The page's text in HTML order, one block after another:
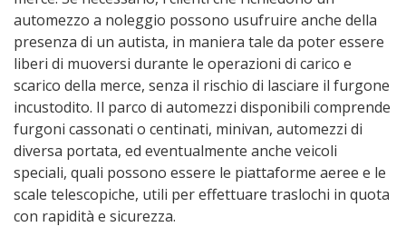
automezzo a noleggio possono usufruire anche della
presenza di un autista, in maniera tale da poter essere
liberi di muoversi durante le operazioni di carico e
scarico della merce, senza il rischio di lasciare il furgone
incustodito. Il parco di automezzi disponibili comprende
furgoni cassonati o centinati, minivan, automezzi di
diversa portata, ed eventualmente anche veicoli
speciali, quali possono essere le piattaforme aeree e le
scale telescopiche, utili per effettuare traslochi in quota
con rapidità e sicurezza.